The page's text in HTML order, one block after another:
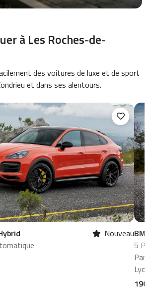
à Les Roches-de-
des voitures de luxe et de sport
et dans ses alentours.
Nouveau
·Automatique